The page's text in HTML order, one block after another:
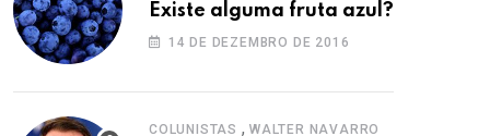
Existe alguma fruta azul?
14 DE DEZEMBRO DE 2016
COLUNISTAS , WALTER NAVARRO